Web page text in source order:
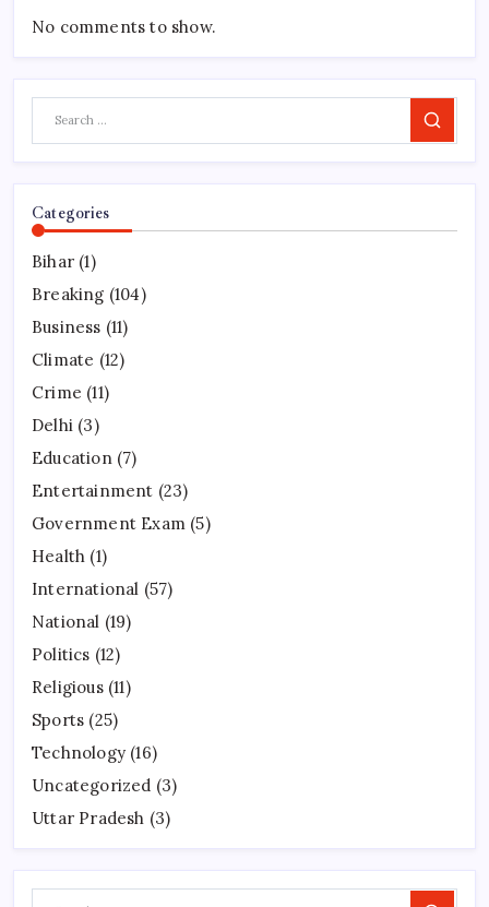
No comments to show.
Search
Categories
Bihar (1)
Breaking (104)
Business (11)
Climate (12)
Crime (11)
Delhi (3)
Education(7)
Entertainment (23)
Government Exam (5)
Health (1)
International (57)
National (19)
Politics (12)
Religious(11)
Sports (25)
Technology (16)
Uncategorized (3)
Uttar Pradesh (3)